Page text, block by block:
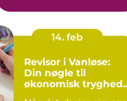
personlige pro...
14. feb
Revisor i Vanløse:
Din nøgle til
økonomisk tryghed